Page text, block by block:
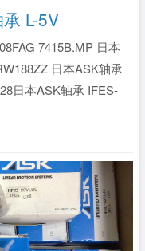
L-5V
7415B.MP 日本
日本ASK轴承
日本ASK轴承 IFES-